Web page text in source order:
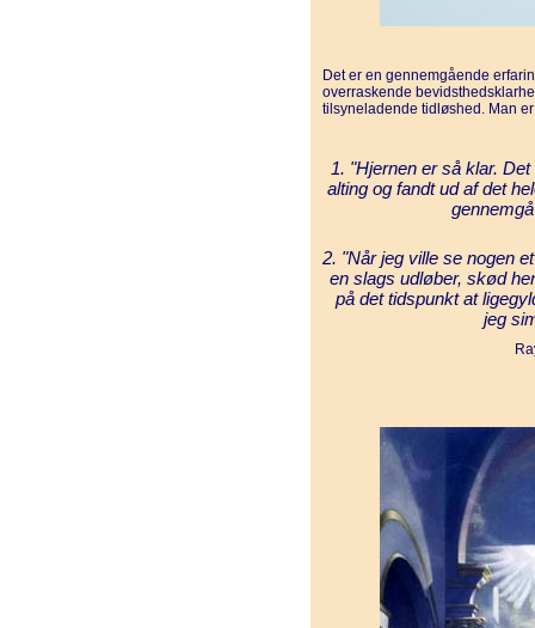
Det er en gennemgående
overraskende
tilsyneladende tidløshed. Man
1. "Hjernen er så klar.
alting og fandt ud af det
2. "Når jeg ville se nogen
en slags udløber, skød
på det tidspunkt at
jeg